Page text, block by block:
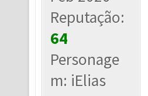
Reputação:
64
Personage
m: iElias